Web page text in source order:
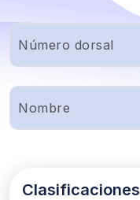
Clasificaciones